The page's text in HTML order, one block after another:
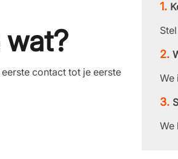
wat?
contact tot je eerste
We
We